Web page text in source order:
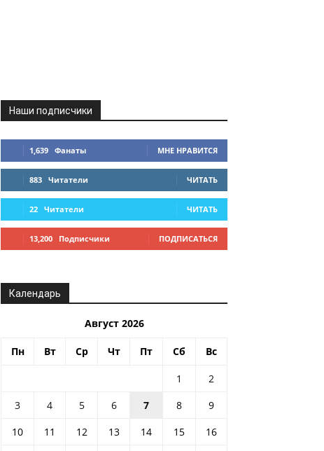
Наши подписчики
1,639 Фанаты МНЕ НРАВИТСЯ
883 Читатели ЧИТАТЬ
22 Читатели ЧИТАТЬ
13,200 Подписчики ПОДПИСАТЬСЯ
Календарь
Август 2026
Пн Вт Ср Чт Пт Сб Вс
1
2
3
4 5 6 7 8
9
10
11 12 13 14 15
16